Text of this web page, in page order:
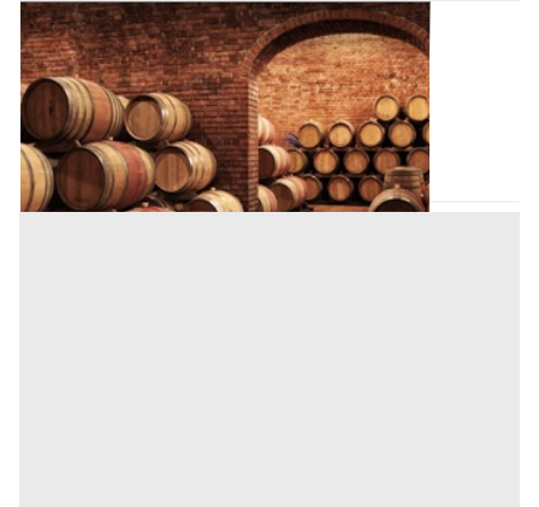
Cantina all'asta a Padova
Padova (Padova)
Offerta minima
19.500 € 26.000 €
Codice asta:BN5182366
Asta chiusa